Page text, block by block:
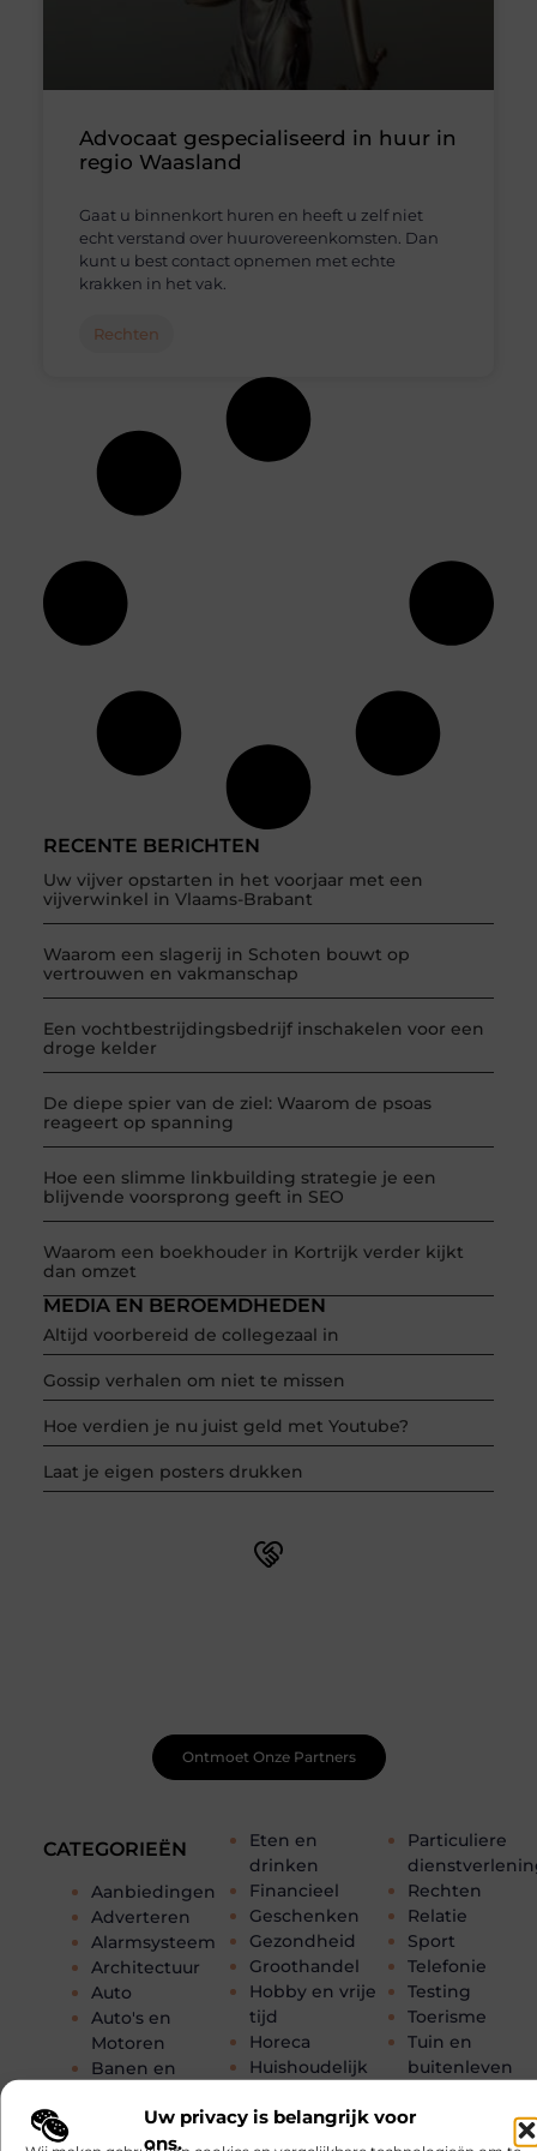
Uw privacy is belangrijk voor
ons.
RECENTE BERICHTEN
Uw vijver opstarten in het voorjaar met een
vijverwinkel in Vlaams-Brabant
Waarom een slagerij in Schoten bouwt op
vertrouwen en vakmanschap
Een vochtbestrijdingsbedrijf inschakelen voor een
droge kelder
De diepe spier van de ziel: Waarom de psoas
reageert op spanning
Hoe een slimme linkbuilding strategie je een
blijvende voorsprong geeft in SEO
Waarom een boekhouder in Kortrijk verder kijkt
dan omzet
CATEGORIEËN
Aanbiedingen
Adverteren
Alarmsysteem
Architectuur
Auto
Auto's en
Motoren
Banen en
Beauty en
verzorging
Eten en
drinken
Financieel
Geschenken
Gezondheid
Groothandel
Hobby en vrije
tijd
Horeca
Huishoudelijk
Internet
Internet
Particuliere
Rechten
Relatie
Sport
Telefonie
Testing
Toerisme
Tuin en
buitenleven
Vakantie
Verbouwen
MEDIA EN BEROEMDHEDEN
Altijd voorbereid de collegezaal in
Gossip verhalen om niet te missen
Hoe verdien je nu juist geld met Youtube?
Laat je eigen posters drukken
Ontmoet Onze Partners
Advocaat gespecialiseerd in huur in
regio Waasland
Gaat u binnenkort huren en heeft u zelf niet
echt verstand over huurovereenkomsten. Dan
kunt u best contact opnemen met echte
krakken in het vak.
Rechten